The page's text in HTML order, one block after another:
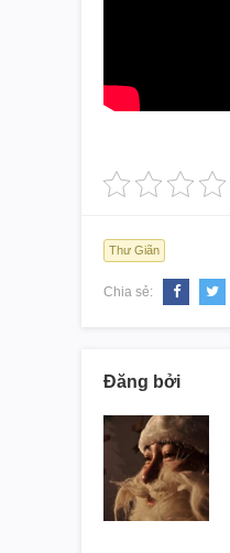
Thư Giãn
Chia sẻ:
Đăng bởi